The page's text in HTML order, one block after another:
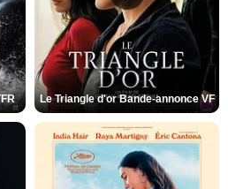
Le Triangle d'or Bande-annonce VF